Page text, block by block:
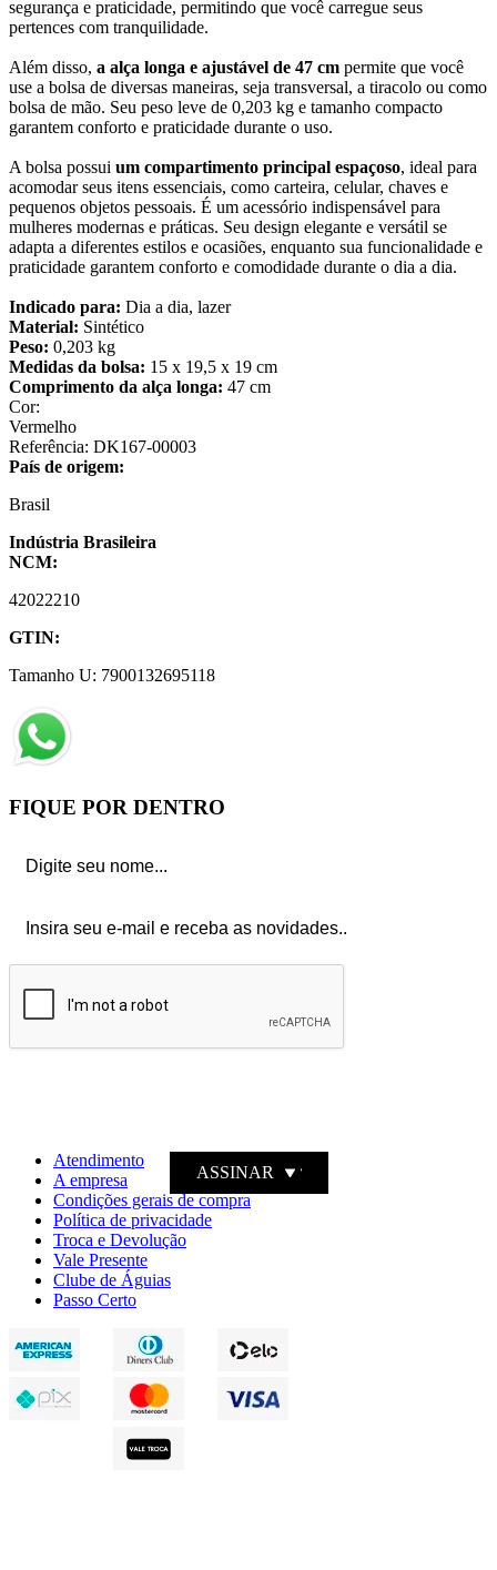
segurança e praticidade, permitindo que você carregue seus
pertences com tranquilidade.
Além disso, a alça longa e ajustável de 47 cm permite que você
use a bolsa de diversas maneiras, seja transversal, a tiracolo ou como
bolsa de mão. Seu peso leve de 0,203 kg e tamanho compacto
garantem conforto e praticidade durante o uso.
A bolsa possui um compartimento principal espaçoso, ideal para
acomodar seus itens essenciais, como carteira, celular, chaves e
pequenos objetos pessoais. É um acessório indispensável para
mulheres modernas e práticas. Seu design elegante e versátil se
adapta a diferentes estilos e ocasiões, enquanto sua funcionalidade e
praticidade garantem conforto e comodidade durante o dia a dia.
Indicado para: Dia a dia, lazer
Material: Sintético
Peso: 0,203 kg
Medidas da bolsa: 15 x 19,5 x 19 cm
Comprimento da alça longa: 47 cm
Cor:
Vermelho
Referência: DK167-00003
País de origem:
Brasil
Indústria Brasileira
NCM:
42022210
GTIN:
Tamanho U: 7900132695118
FIQUE POR DENTRO
ASSINAR
Atendimento
A empresa
Condições gerais de compra
Política de privacidade
Troca e Devolução
Vale Presente
Clube de Águias
Passo Certo